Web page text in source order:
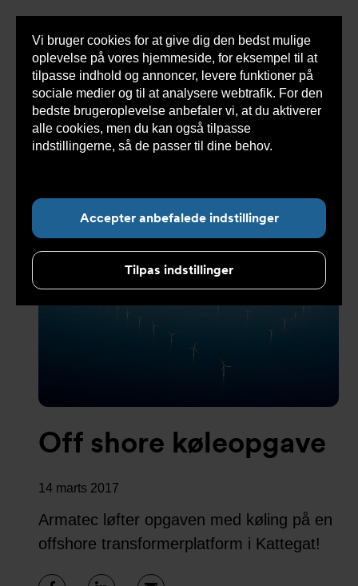
Vi bruger cookies for at give dig den bedst mulige
oplevelse på vores hjemmeside, for eksempel til at
tilpasse indhold og annoncer, levere funktioner på
sociale medier og til at analysere webtrafik. For den
bedste brugeroplevelse anbefaler vi, at du aktiverer
alle cookies, men du kan også tilpasse
indstillingerne, så de passer til dine behov.
Accepter anbefalede indstillinger
Tilpas indstillinger
Du
her:
Armatec > Om Armatec > Kunde cases >
Off shore
køleopgave
Off shore køleopgave
14 marts 2017
Armatec løfter opgaven med køling på en
offshore transformerplatform i Kattegat!